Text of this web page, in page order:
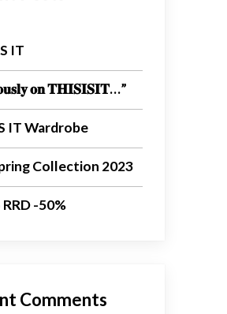
IT
𝐨𝐧 𝐓𝐇𝐈𝐒𝐈𝐒𝐈𝐓…”
IT Wardrobe
Collection 2023
-50%
Comments